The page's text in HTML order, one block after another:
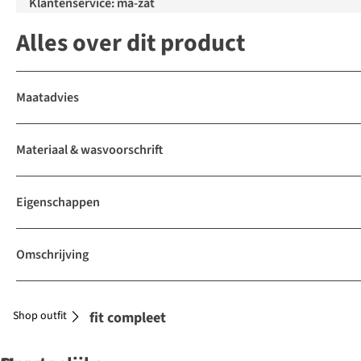
Alles over dit product
Maatadvies
Materiaal & wasvoorschrift
Eigenschappen
Omschrijving
Maak je outfit compleet
Shop outfit